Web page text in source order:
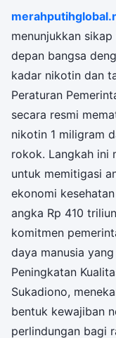
menunjukkan
depan bangsa
kadar nikotin dan
Peraturan
secara resmi
nikotin 1 miligram
rokok. Langkah ini
untuk memitigasi
ekonomi
angka Rp 410
komitmen
daya manusia
Peningkatan
Sukadiono,
bentuk kewajiban
perlindungan bagi